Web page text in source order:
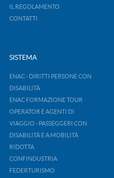
IL REGOLAMENTO
CONTATTI
SISTEMA
ENAC - DIRITTI PERSONE CON
DISABILITÀ
ENAC FORMAZIONE TOUR
OPERATOR E AGENTI DI
VIAGGIO - PASSEGGERI CON
DISABILITÀ E A MOBILITÀ
RIDOTTA
CONFINDUSTRIA
FEDERTURISMO